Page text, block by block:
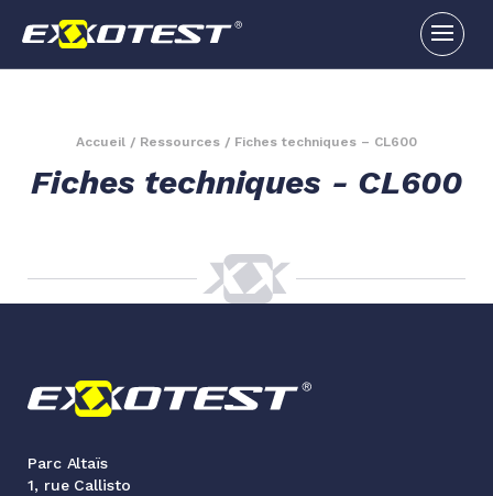
Accueil / Ressources / Fiches techniques – CL600
Fiches techniques - CL600
Parc Altaïs
1, rue Callisto